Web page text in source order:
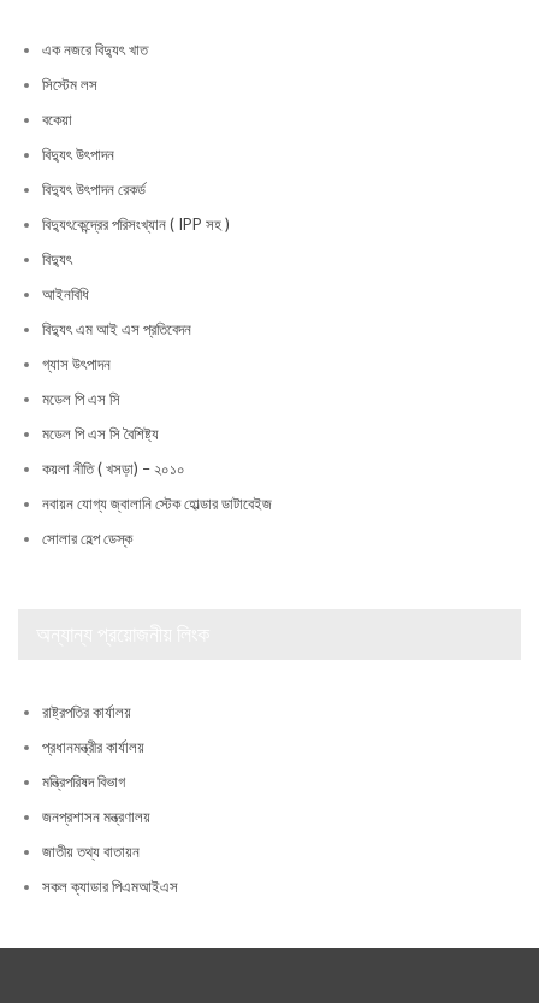
এক নজরে বিদ্যুৎ খাত
সিস্টেম লস
বকেয়া
বিদ্যুৎ উৎপাদন
বিদ্যুৎ উৎপাদন রেকর্ড
বিদ্যুৎকেন্দ্রের পরিসংখ্যান ( IPP সহ )
বিদ্যুৎ
আইনবিধি
বিদ্যুৎ এম আই এস প্রতিবেদন
গ্যাস উৎপাদন
মডেল পি এস সি
মডেল পি এস সি বৈশিষ্ট্য
কয়লা নীতি ( খসড়া) – ২০১০
নবায়ন যোগ্য জ্বালানি স্টেক হোল্ডার ডাটাবেইজ
সোলার হেল্প ডেস্ক
রাষ্ট্রপতির কার্যালয়
প্রধানমন্ত্রীর কার্যালয়
মন্ত্রিপরিষদ বিভাগ
জনপ্রশাসন মন্ত্রণালয়
জাতীয় তথ্য বাতায়ন
সকল ক্যাডার পিএমআইএস